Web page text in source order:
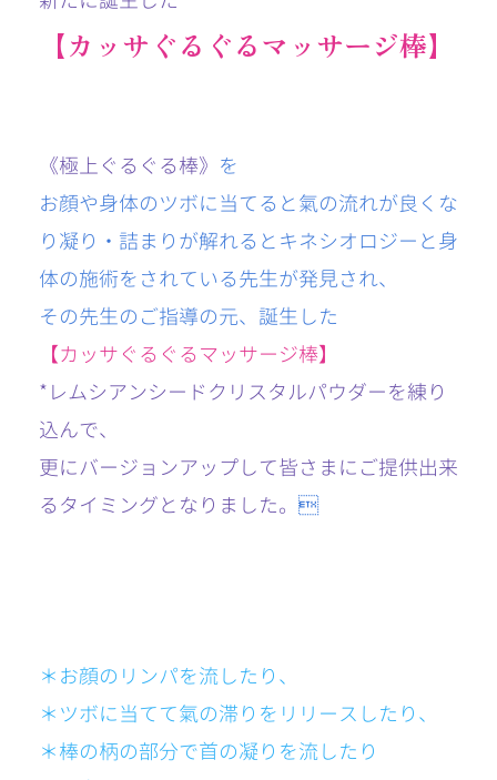
【カッサぐるぐるマッサージ棒】
《極上ぐるぐる棒》 を
お顔や身体のツボに当てると氣の流れが良くな
り凝り・詰まりが解れる とキネシオロジーと身
体の施術をされている先生が発見され、
その先生のご指導の元、 誕生した
【カッサぐるぐるマッサージ棒】
*レムシアンシードクリスタルパウダーを練り
込んで、
更にバージョンアップして皆さまにご提供出来
るタイミングとなりました。 
＊お顔のリンパを流したり、
＊ツボに当てて氣の滞りをリリースしたり、
＊棒の柄の部分で首の凝りを流したり